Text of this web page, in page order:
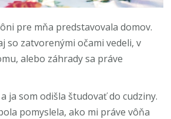
pre mňa predstavovala domov.
so zatvorenými očami vedeli, v
alebo záhrady sa práve
ja som odišla študovať do cudziny.
pomyslela, ako mi práve vôňa